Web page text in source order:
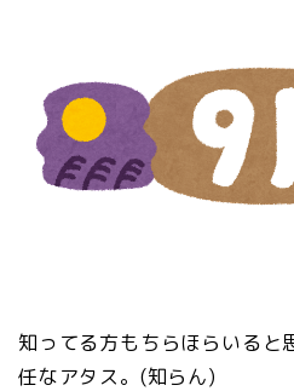
知ってる方もちらほらいると
任なアタス。(知らん)